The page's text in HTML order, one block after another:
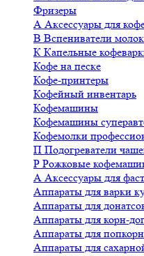
Фризеры
А Аксессуары для
В Вспениватели
К Капельные
Кофе на песке
Кофе-принтеры
Кофейный инвентарь
Кофемашины
Кофемашины
Кофемолки
П Подогреватели
Р Рожковые
А Аксессуары для
Аппараты для варки
Аппараты для
Аппараты для корн-
Аппараты для
Аппараты для